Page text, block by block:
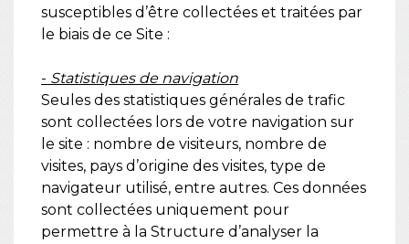
susceptibles d’être collectées et traitées par
le biais de ce Site :
- Statistiques de navigation
Seules des statistiques générales de trafic
sont collectées lors de votre navigation sur
le site : nombre de visiteurs, nombre de
visites, pays d’origine des visites, type de
navigateur utilisé, entre autres. Ces données
sont collectées uniquement pour
permettre à la Structure d’analyser la